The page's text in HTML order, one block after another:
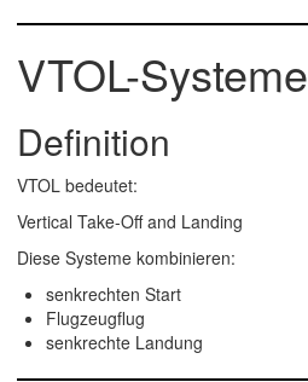
VTOL-Systeme
Definition
VTOL bedeutet:
Vertical Take-Off and Landing
Diese Systeme kombinieren:
senkrechten Start
Flugzeugflug
senkrechte Landung